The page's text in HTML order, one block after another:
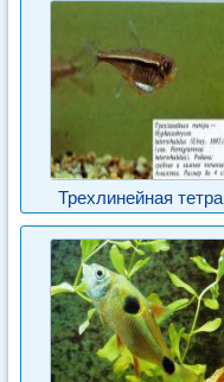
Трехлинейная тетра